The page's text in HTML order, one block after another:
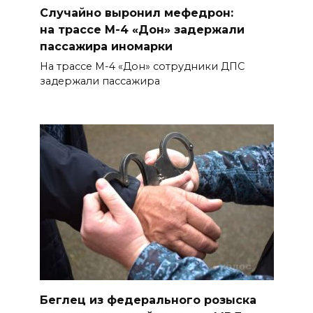
07 августа 2026 19:39
Сап-фестиваль, ночной забег
и турниры: как в Ростове
отметят День физкультурника
В Таганроге из-за аварии
отключили свет на четырех
улицах
07 августа 2026 18:42
В Ростовской области более
2000 жителей бесплатно
осваивают новые профессии
07 августа 2026 18:38
Случайно выронил мефедрон:
на трассе М-4 «Дон» задержали
пассажира иномарки
На трассе М-4 «Дон» сотрудники ДПС
задержали пассажира
Беглец из федерального розыска